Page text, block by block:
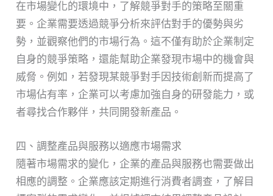
在市場變化的環境中，了解競爭對手的策略至關重
要。企業需要透過競爭分析來評估對手的優勢與劣
勢，並觀察他們的市場行為。這不僅有助於企業制定
自身的競爭策略，還能幫助企業發現市場中的機會與
威脅。例如，若發現某競爭對手因技術創新而提高了
市場佔有率，企業可以考慮加強自身的研發能力，或
者尋找合作夥伴，共同開發新產品。
四、調整產品與服務以適應市場需求
隨著市場需求的變化，企業的產品與服務也需要做出
相應的調整。企業應該定期進行消費者調查，了解目